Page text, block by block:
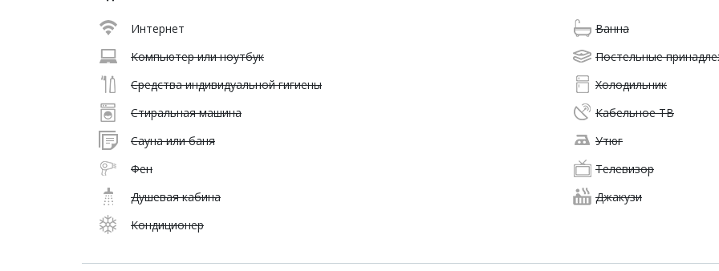
Интернет
Ванна
Компьютер или ноутбук
Постельные
Средства индивидуальной гигиены
Холодильник
Стиральная машина
Кабельное ТВ
Сауна или баня
Утюг
Фен
Телевизор
Душевая кабина
Джакузи
Кондиционер